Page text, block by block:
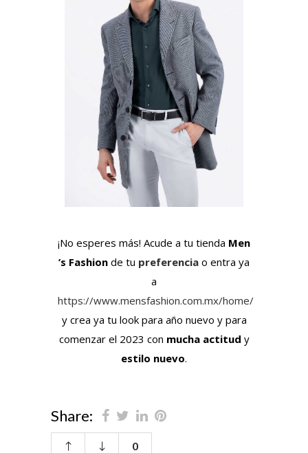
¡No esperes más! Acude a tu tienda Men
’s Fashion de tu preferencia o entra ya
a
https://www.mensfashion.com.mx/home/
y crea ya tu look para año nuevo y para
comenzar el 2023 con mucha actitud y
estilo nuevo.
Share:
0